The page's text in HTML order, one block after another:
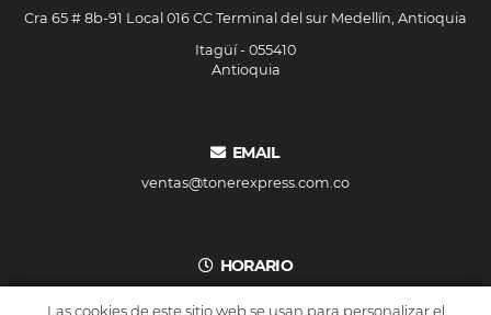
Cra 65 # 8b-91 Local 016 CC Terminal del sur Medellín, Antioquia
Itagüí - 055410
Antioquia
EMAIL
ventas@tonerexpress.com.co
HORARIO
Las cookies de este sitio web se usan para personalizar el